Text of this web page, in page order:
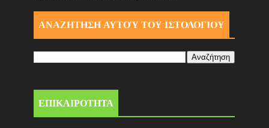
ΑΝΑΖΗΤΗΣΗ ΑΥΤΟΎ ΤΟΥ ΙΣΤΟΛΟΓΙΟΥ
ΕΠΙΚΑΙΡΟΤΗΤΑ